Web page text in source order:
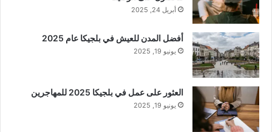
أبريل 24, 2025
أفضل المدن للعيش في بلجيكا عام 2025
يونيو 19, 2025
العثور على عمل في بلجيكا 2025 للمهاجرين
يونيو 19, 2025